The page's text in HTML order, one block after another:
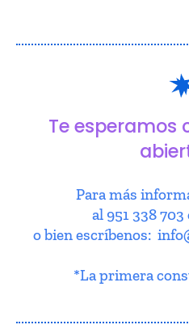
Te esperamos
Para más
al 951 338 703
o bien escríbenos:
*La primera